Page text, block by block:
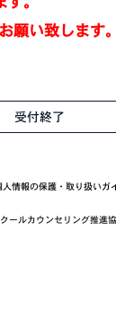
い致します。
受付終了
人情報の保護・取り扱いガ
ルカウンセリング推進